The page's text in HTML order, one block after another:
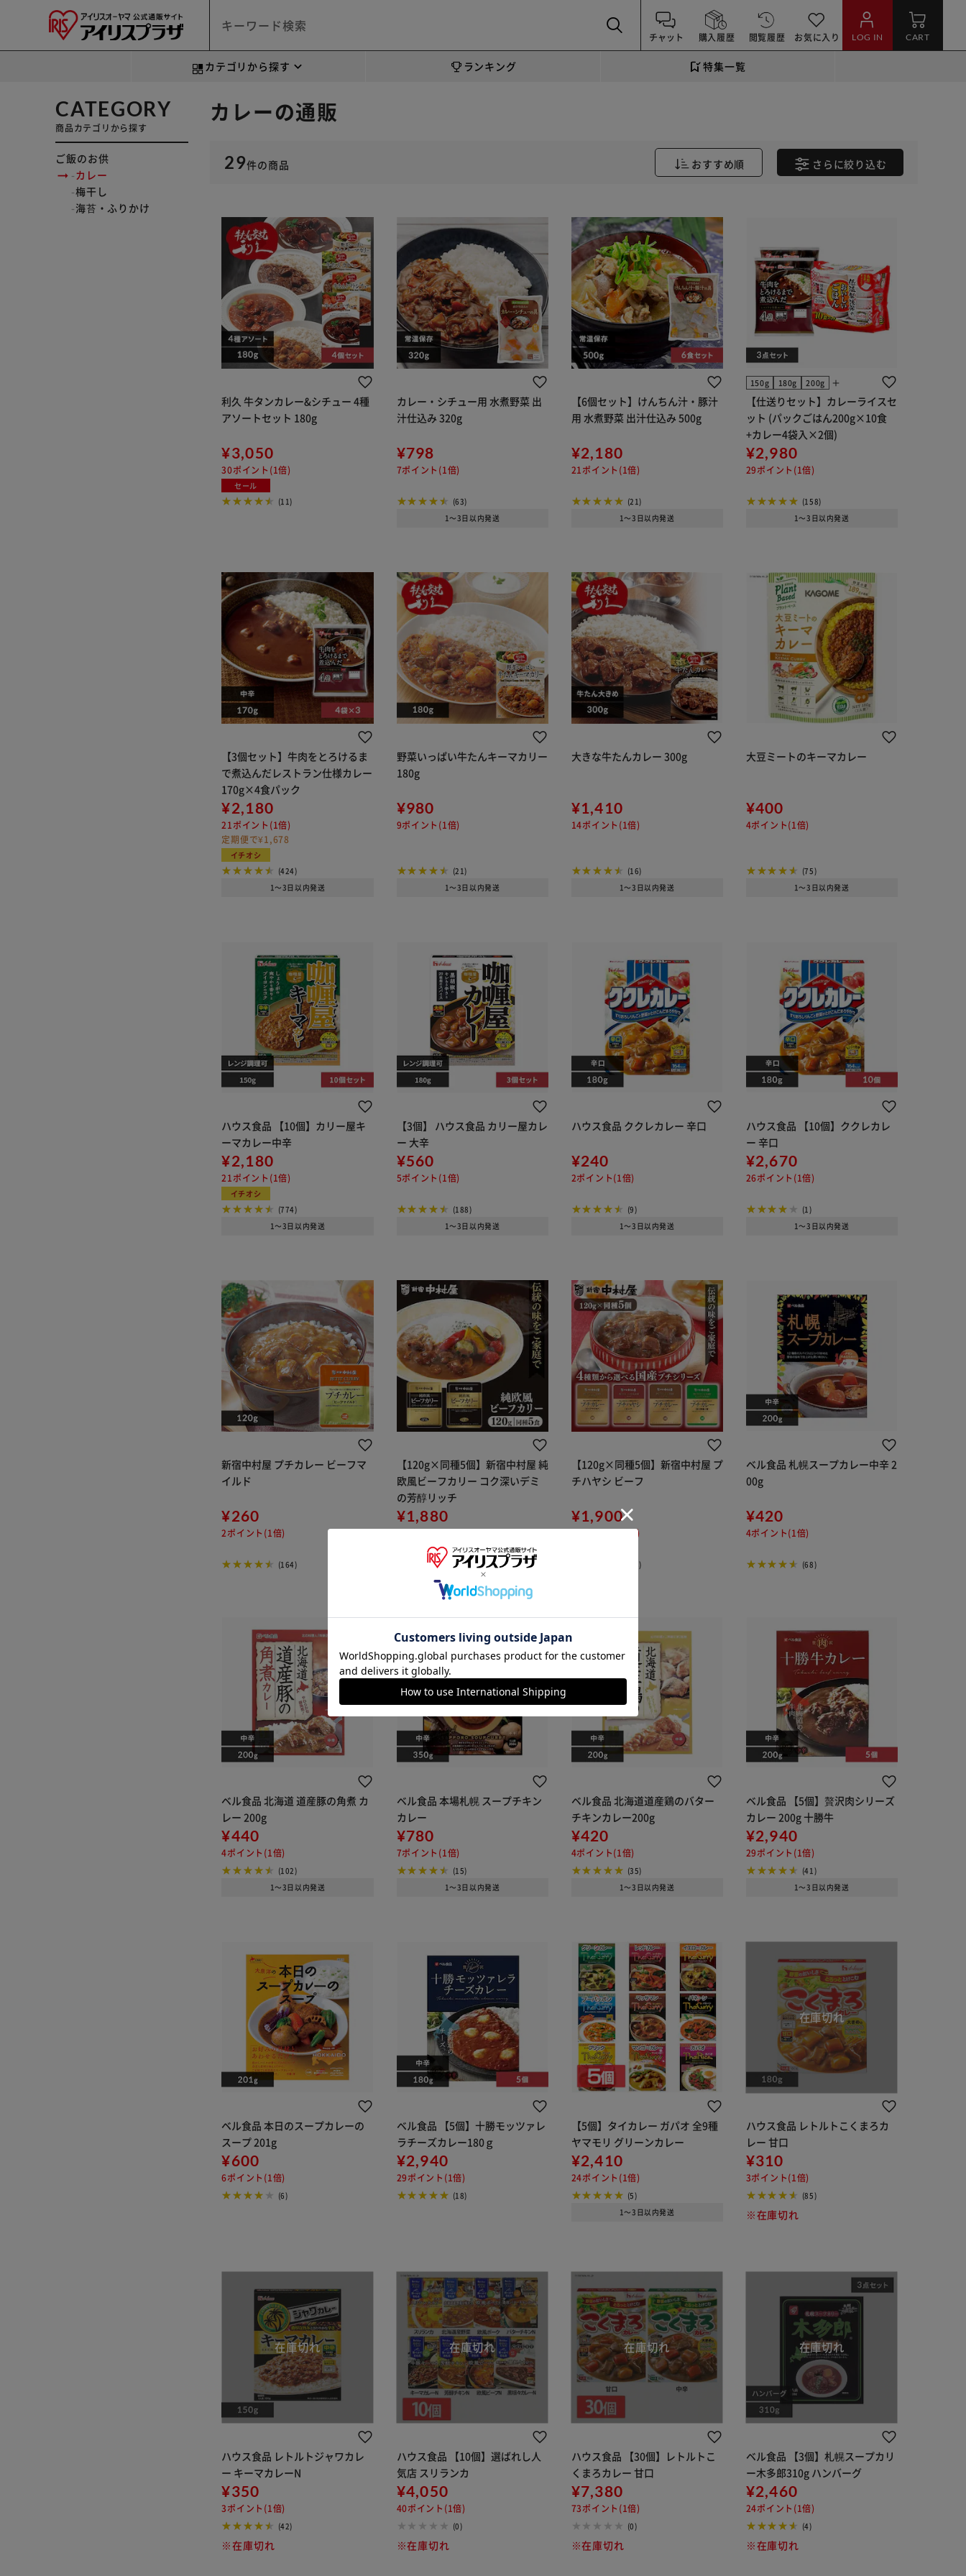
チャット 購入履歴 閲覧履歴 お気に入り LOG IN CART
カテゴリから探す ランキング 特集一覧
CATEGORY
商品カテゴリから探す
ご飯のお供
カレー
梅干し
海苔・ふりかけ
カレーの通販
29件の商品 おすすめ順 さらに絞り込む
利久 牛タンカレー&シチュー 4種
アソートセット 180g
¥3,050
30ポイント(1倍)
セール
(11)
カレー・シチュー用 水煮野菜 出
汁仕込み 320g
¥798
7ポイント(1倍)
(63)
1～3日以内発送
【6個セット】けんちん汁・豚汁
用 水煮野菜 出汁仕込み 500g
¥2,180
21ポイント(1倍)
(21)
1～3日以内発送
150g 180g 200g add
【仕送りセット】カレーライスセ
ット (パックごはん200g×10食
+カレー4袋入×2個)
¥2,980
29ポイント(1倍)
(158)
1～3日以内発送
【3個セット】牛肉をとろけるま
で煮込んだレストラン仕様カレー
170g×4食パック
¥2,180
21ポイント(1倍)
定期便で¥1,678
イチオシ
(424)
1～3日以内発送
野菜いっぱい牛たんキーマカリー
180g
¥980
9ポイント(1倍)
(21)
1～3日以内発送
大きな牛たんカレー 300g
¥1,410
14ポイント(1倍)
(16)
1～3日以内発送
大豆ミートのキーマカレー
¥400
4ポイント(1倍)
(75)
1～3日以内発送
ハウス食品 【10個】カリー屋キ
ーマカレー中辛
¥2,180
21ポイント(1倍)
イチオシ
(774)
1～3日以内発送
【3個】 ハウス食品 カリー屋カレ
ー 大辛
¥560
5ポイント(1倍)
(188)
1～3日以内発送
ハウス食品 ククレカレー 辛口
¥240
2ポイント(1倍)
(9)
1～3日以内発送
ハウス食品 【10個】ククレカレ
ー 辛口
¥2,670
26ポイント(1倍)
(1)
1～3日以内発送
新宿中村屋 プチカレー ビーフマ
イルド
¥260
2ポイント(1倍)
(164)
【120g×同種5個】新宿中村屋 純
欧風ビーフカリー コク深いデミ
の芳醇リッチ
¥1,880
18ポイント(1倍)
(145)
【120g×同種5個】新宿中村屋 プ
チハヤシ ビーフ
¥1,900
19ポイント(1倍)
(28)
ベル食品 札幌スープカレー中辛 2
00g
¥420
4ポイント(1倍)
(68)
ベル食品 北海道 道産豚の角煮 カ
レー 200g
¥440
4ポイント(1倍)
(102)
1～3日以内発送
ベル食品 本場札幌 スープチキン
カレー
¥780
7ポイント(1倍)
(15)
1～3日以内発送
ベル食品 北海道道産鶏のバター
チキンカレー200g
¥420
4ポイント(1倍)
(35)
1～3日以内発送
ベル食品 【5個】贅沢肉シリーズ
カレー 200g 十勝牛
¥2,940
29ポイント(1倍)
(41)
1～3日以内発送
ベル食品 本日のスープカレーの
スープ 201g
¥600
6ポイント(1倍)
(6)
ベル食品 【5個】十勝モッツァレ
ラチーズカレー180ｇ
¥2,940
29ポイント(1倍)
(18)
【5個】タイカレー ガパオ 全9種
ヤマモリ グリーンカレー
¥2,410
24ポイント(1倍)
(5)
1～3日以内発送
ハウス食品 レトルトこくまろカ
レー 甘口
¥310
3ポイント(1倍)
(85)
※在庫切れ
ハウス食品 レトルトジャワカレ
ー キーマカレーN
¥350
3ポイント(1倍)
(42)
※在庫切れ
ハウス食品 【10個】選ばれし人
気店 スリランカ
¥4,050
40ポイント(1倍)
(0)
※在庫切れ
ハウス食品 【30個】レトルトこ
くまろカレー 甘口
¥7,380
73ポイント(1倍)
(0)
※在庫切れ
ベル食品 【3個】札幌スープカリ
ー木多郎310g ハンバーグ
¥2,460
24ポイント(1倍)
(4)
※在庫切れ
※ご確認ください